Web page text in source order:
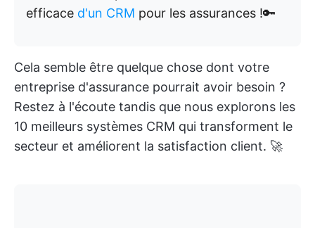
efficace d'un CRM pour les assurances !🔑
Cela semble être quelque chose dont votre
entreprise d'assurance pourrait avoir besoin ?
Restez à l'écoute tandis que nous explorons les
10 meilleurs systèmes CRM qui transforment le
secteur et améliorent la satisfaction client. 🚀